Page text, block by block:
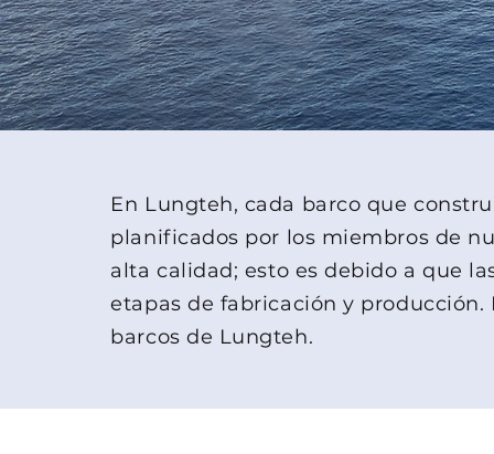
En Lungteh, cada barco que
planificados por los miembros de
alta calidad; esto es debido a que
etapas de fabricación y
barcos de Lungteh.